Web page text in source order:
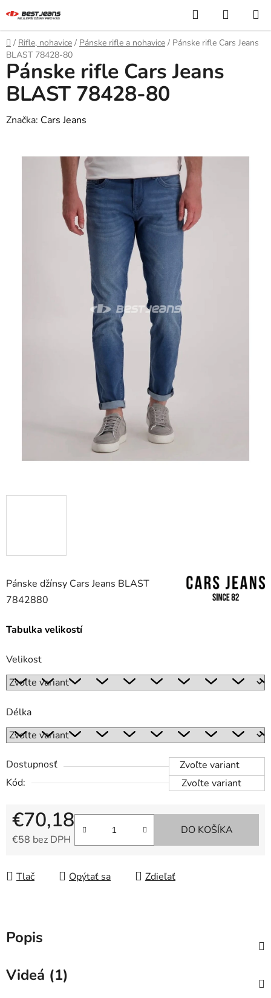
na
obsah
Hľadať
KOŠÍK
Domov
/ Rifle, nohavice / Pánske rifle a nohavice / Pánske rifle Cars Jeans
BLAST 78428-80
Pánske džínsy Cars Jeans BLAST
7842880
Tabulka velikostí
Velikost
Délka
Dostupnosť
Zvoľte variant
Kód:
Zvoľte variant
€70,18
€58 bez DPH
DO KOŠÍKA
Tlač Opýtať sa Zdieľať
Pánske rifle Cars Jeans
BLAST 78428-80
Značka: Cars Jeans
Popis
Videá (1)